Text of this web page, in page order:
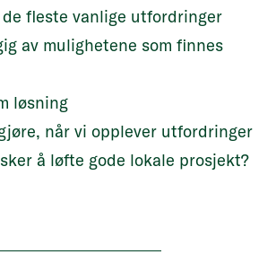
fleste vanlige utfordringer
av mulighetene som finnes
løsning
når vi opplever utfordringer
å løfte gode lokale prosjekt?